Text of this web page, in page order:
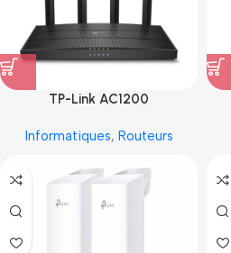
TP-Link AC1200
Informatiques, Routeurs